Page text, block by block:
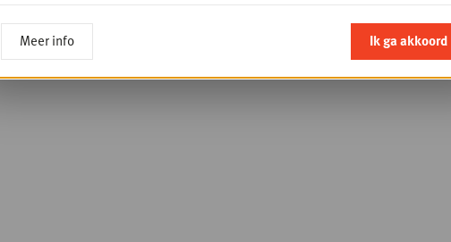
Meer info Ik ga akkoord